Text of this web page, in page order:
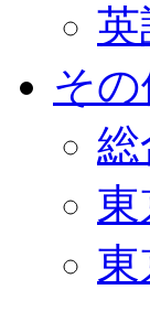
英
そ
総
東